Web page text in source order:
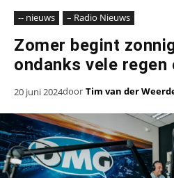
-- nieuws – Radio Nieuws
Zomer begint
ondanks vele
20 juni 2024door Tim van der